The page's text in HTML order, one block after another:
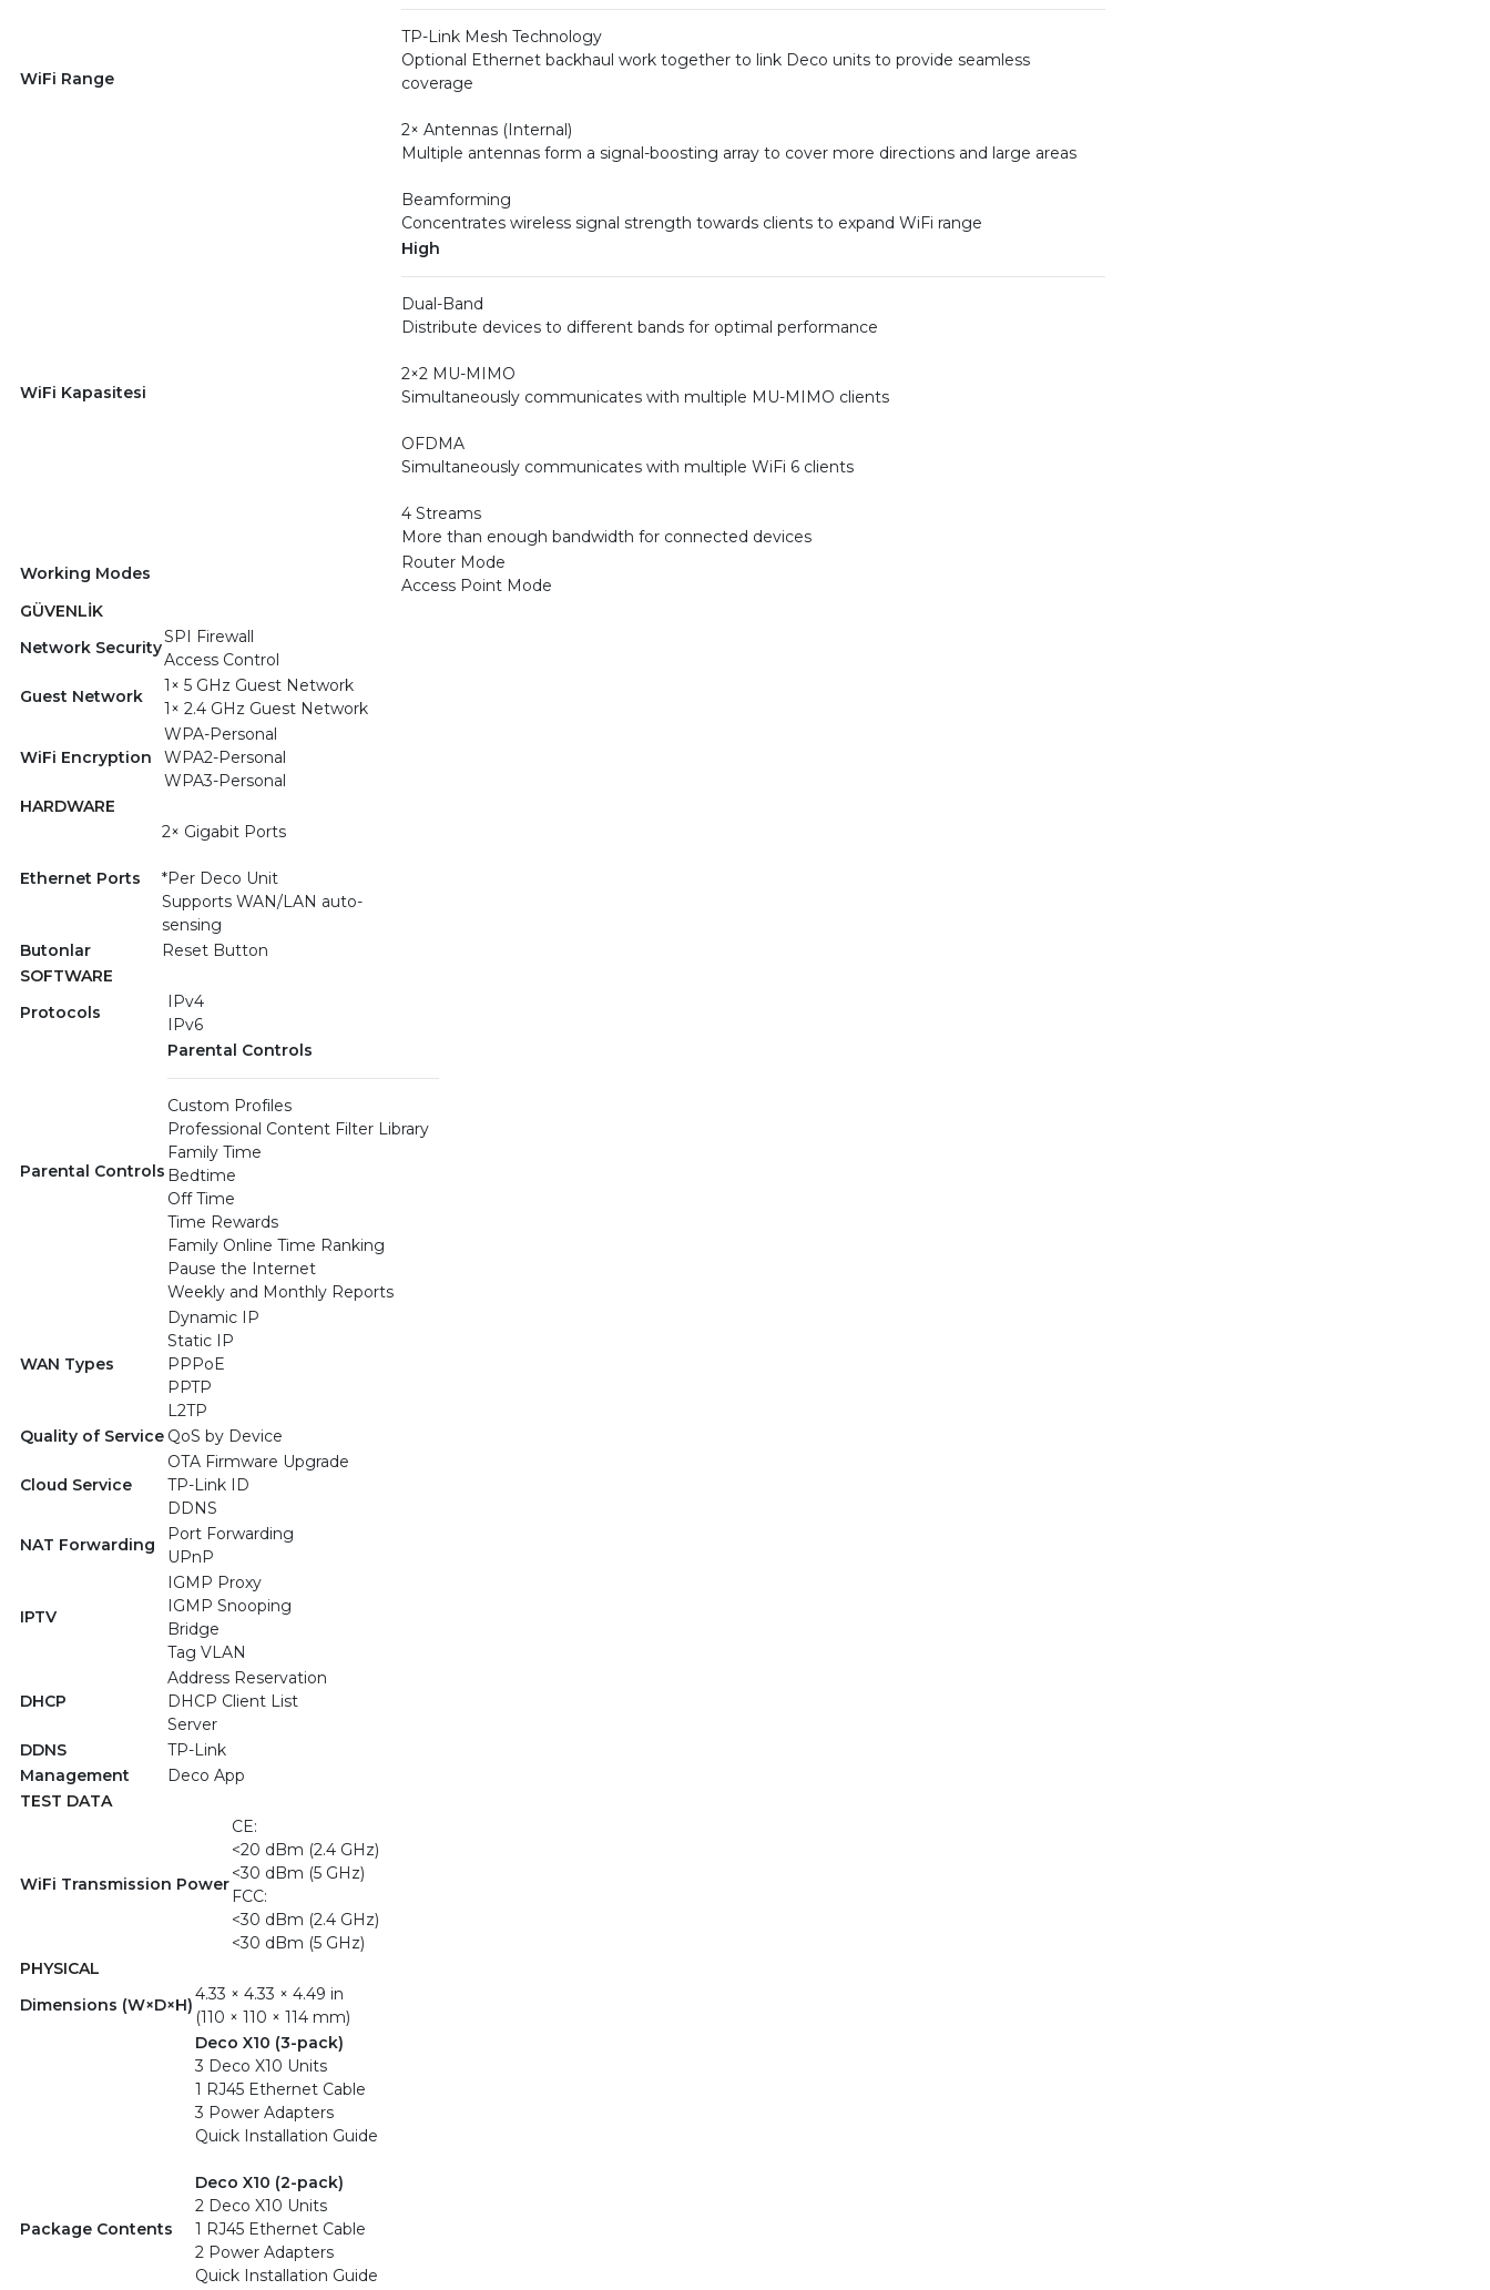
WiFi Range
TP-Link Mesh Technology
Optional Ethernet backhaul work together to link Deco units to provide seamless
coverage
2× Antennas (Internal)
Multiple antennas form a signal-boosting array to cover more directions and large areas
Beamforming
Concentrates wireless signal strength towards clients to expand WiFi range
WiFi Kapasitesi
High
Dual-Band
Distribute devices to different bands for optimal performance
2×2 MU-MIMO
Simultaneously communicates with multiple MU-MIMO clients
OFDMA
Simultaneously communicates with multiple WiFi 6 clients
4 Streams
More than enough bandwidth for connected devices
Working Modes
Router Mode
Access Point Mode
GÜVENLİK
Network Security
SPI Firewall
Access Control
Guest Network
1× 5 GHz Guest Network
1× 2.4 GHz Guest Network
WiFi Encryption
WPA-Personal
WPA2-Personal
WPA3-Personal
HARDWARE
Ethernet Ports
2× Gigabit Ports
*Per Deco Unit
Supports WAN/LAN auto-
sensing
Butonlar
Reset Button
SOFTWARE
Protocols
IPv4
IPv6
Parental Controls
Parental Controls
Custom Profiles
Professional Content Filter Library
Family Time
Bedtime
Off Time
Time Rewards
Family Online Time Ranking
Pause the Internet
Weekly and Monthly Reports
WAN Types
Dynamic IP
Static IP
PPPoE
PPTP
L2TP
Quality of Service QoS by Device
Cloud Service
OTA Firmware Upgrade
TP-Link ID
DDNS
NAT Forwarding
Port Forwarding
UPnP
IPTV
IGMP Proxy
IGMP Snooping
Bridge
Tag VLAN
DHCP
Address Reservation
DHCP Client List
Server
DDNS
TP-Link
Management
Deco App
TEST DATA
WiFi Transmission Power
CE:
<20 dBm (2.4 GHz)
<30 dBm (5 GHz)
FCC:
<30 dBm (2.4 GHz)
<30 dBm (5 GHz)
PHYSICAL
Dimensions (W×D×H)
4.33 × 4.33 × 4.49 in
(110 × 110 × 114 mm)
Package Contents
Deco X10 (3-pack)
3 Deco X10 Units
1 RJ45 Ethernet Cable
3 Power Adapters
Quick Installation Guide
Deco X10 (2-pack)
2 Deco X10 Units
1 RJ45 Ethernet Cable
2 Power Adapters
Quick Installation Guide